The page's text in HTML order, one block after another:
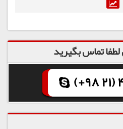
تماس بگیرید
(+98 21)